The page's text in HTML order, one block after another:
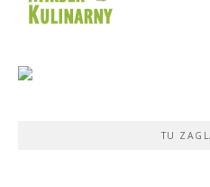
TU